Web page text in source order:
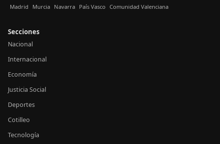
Madrid Murcia Navarra País Vasco Comunidad Valenciana
Secciones
Nacional
Internacional
Economía
Justicia Social
Deportes
Cotilleo
Tecnología